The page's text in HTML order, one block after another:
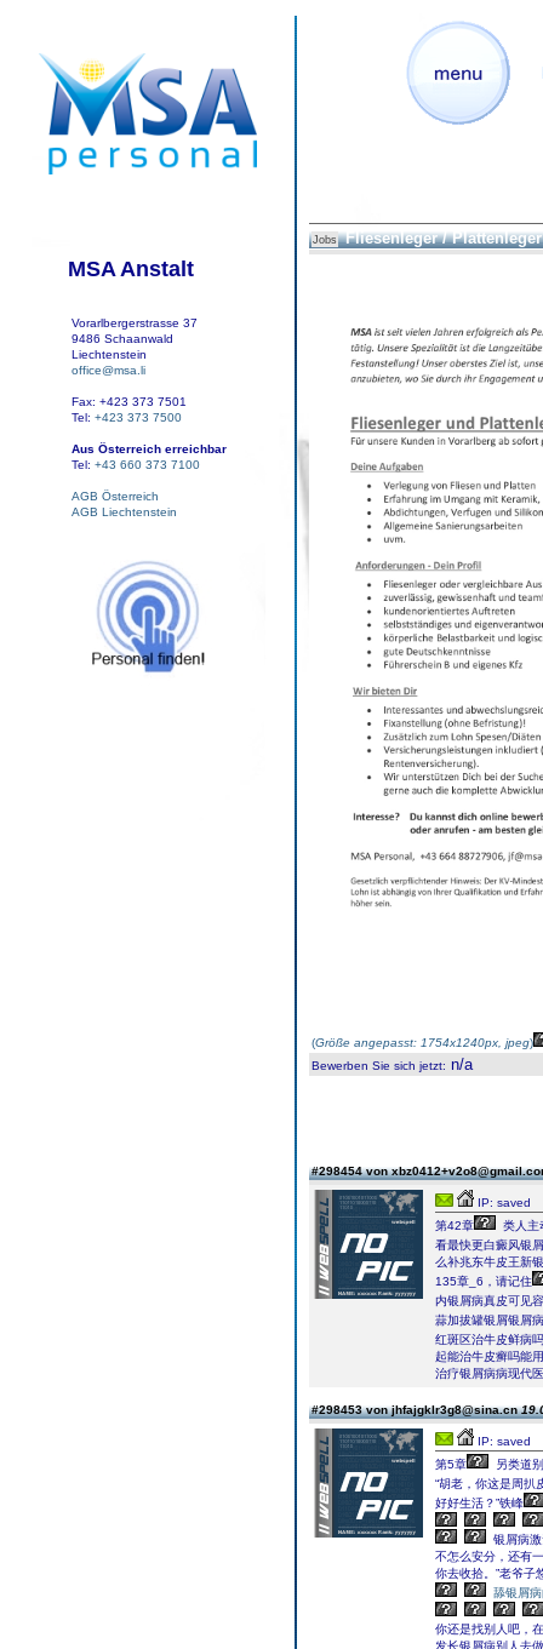
MSA Anstalt
Vorarlbergerstrasse 37
9486 Schaanwald
Liechtenstein
office@msa.li
Fax: +423 373 7501
Tel: +423 373 7500
Aus Österreich erreichbar
Tel: +43 660 373 7100
AGB Österreich
AGB Liechtenstein
Jobs Fliesenleger / Plattenleger
(Größe angepasst: 1754x1240px, jpeg)
Bewerben Sie sich jetzt: n/a
#298454 von
IP: saved
第42章
类人主
看最快更白癜风银
么补兆东牛皮王新
135章_6，请记住
内银屑病真皮可见
蒜加拔罐银屑银屑
红斑区治牛皮鲜病
起能治牛皮癣吗能
治疗银屑病病现代
#298453 von jhfajgklr3g8@sina.cn
IP: saved
第5章
另类道
“胡老，你这是周扒
好好生活？”铁峰
银屑病
不怎么安分，还有
你去收拾。”老爷子
舔银屑
你还是找别人吧，
发长银屑病别人去